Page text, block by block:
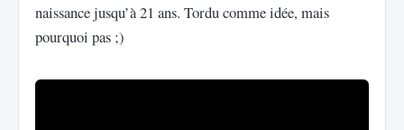
naissance jusqu’à 21 ans. Tordu comme idée, mais
pourquoi pas ;)